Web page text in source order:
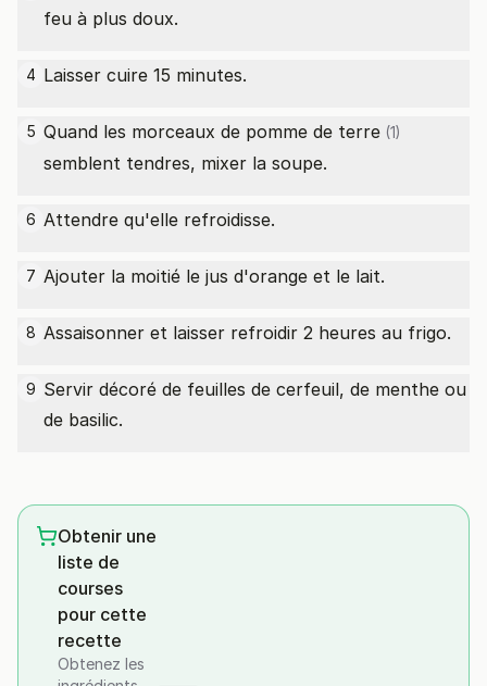
feu à plus doux.
4 Laisser cuire 15 minutes.
5 Quand les morceaux de pomme de terre (1)
semblent tendres, mixer la soupe.
6 Attendre qu'elle refroidisse.
7 Ajouter la moitié le jus d'orange et le lait.
8 Assaisonner et laisser refroidir 2 heures au frigo.
9 Servir décoré de feuilles de cerfeuil, de menthe ou
de basilic.
Obtenir une
liste de
courses
pour cette
recette
Obtenez les